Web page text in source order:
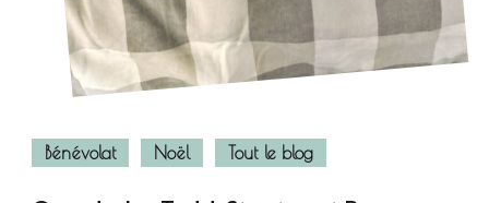
Bénévolat Noël Tout le blog